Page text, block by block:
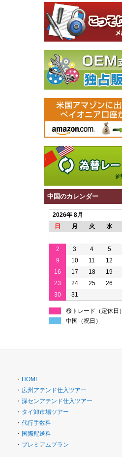
中国のカレンダー
2026年 8月
日
月 火 水
2
3 4 5
9
10 11 12
16
17 18 19
23
24 25 26
30
31
桜トレード（定休日）
中国（祝日）
・ HOME
・ 広州アテンド仕入ツアー
・ 深センアテンド仕入ツアー
・ タイ卸市場ツアー
・ 代行手数料
・ 国際配送料
・ プレミアムプラン